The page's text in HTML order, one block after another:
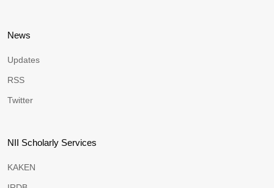
News
Updates
RSS
Twitter
NII Scholarly Services
KAKEN